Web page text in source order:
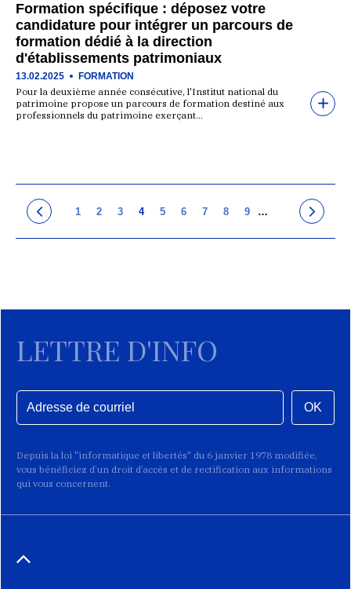
Formation spécifique : déposez votre
candidature pour intégrer un parcours de
formation dédié à la direction
d'établissements patrimoniaux
13.02.2025 FORMATION
Pour la deuxième année consécutive, l'Institut national du
patrimoine propose un parcours de formation destiné aux
professionnels du patrimoine exerçant…
1 2 3 4 5 6 7 8 9 …
LETTRE D'INFO
OK
Depuis la loi "informatique et libertés" du 6 janvier 1978 modifiée,
vous bénéficiez d’un droit d’accès et de rectification aux informations
qui vous concernent.